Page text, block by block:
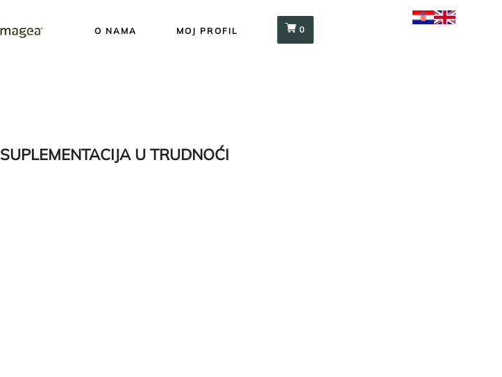
O NAMA MOJ PROFIL 0
SUPLEMENTACIJA U TRUDNOĆI